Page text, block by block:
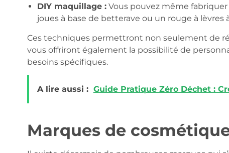
DIY maquillage :Vous pouvez même
joues à base de betterave ou un rouge à lèvres
Ces techniques permettront non seulement de
vous offriront également la possibilité de
besoins spécifiques.
A lire aussi : Guide Pratique Zéro Déchet :
Marques de